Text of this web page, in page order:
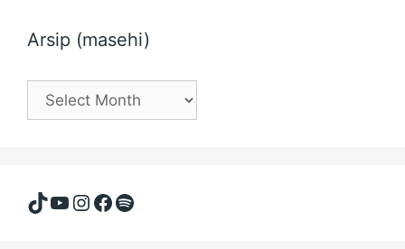
Arsip (masehi)
Arsip
(masehi)
TikTok
YouTube
Instagram
Facebook
Spotify